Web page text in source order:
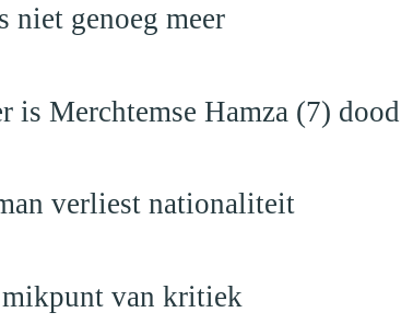
niet genoeg meer
is Merchtemse Hamza (7) dood
verliest nationaliteit
van kritiek